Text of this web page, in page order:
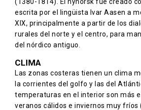
escrita por el lingüista Ivar Aasen a
XIX, principalmente a partir de los
rurales del norte y el centro, para
del nórdico antiguo.
CLIMA
Las zonas costeras tienen un clima
la corrientes del golfo y las del
temperaturas en el interior son más
veranos cálidos e inviernos muy fríos